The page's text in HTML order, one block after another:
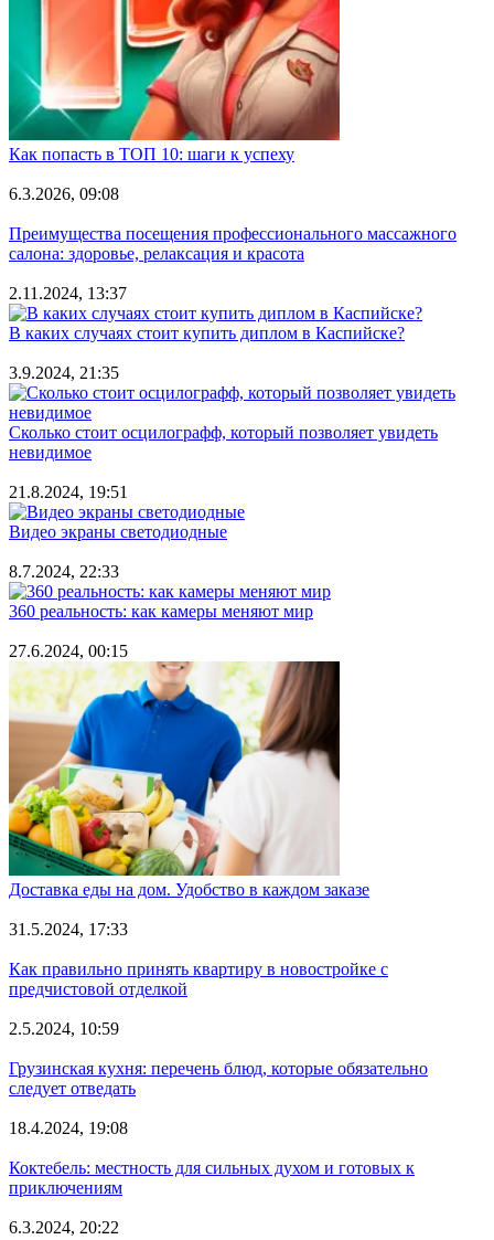
Как попасть в ТОП 10: шаги к успеху
6.3.2026, 09:08
Преимущества посещения профессионального массажного
салона: здоровье, релаксация и красота
2.11.2024, 13:37
В каких случаях стоит купить диплом в Каспийске?
3.9.2024, 21:35
Сколько стоит осцилографф, который позволяет увидеть
невидимое
21.8.2024, 19:51
Видео экраны светодиодные
8.7.2024, 22:33
360 реальность: как камеры меняют мир
27.6.2024, 00:15
Доставка еды на дом. Удобство в каждом заказе
31.5.2024, 17:33
Как правильно принять квартиру в новостройке с
предчистовой отделкой
2.5.2024, 10:59
Грузинская кухня: перечень блюд, которые обязательно
следует отведать
18.4.2024, 19:08
Коктебель: местность для сильных духом и готовых к
приключениям
6.3.2024, 20:22